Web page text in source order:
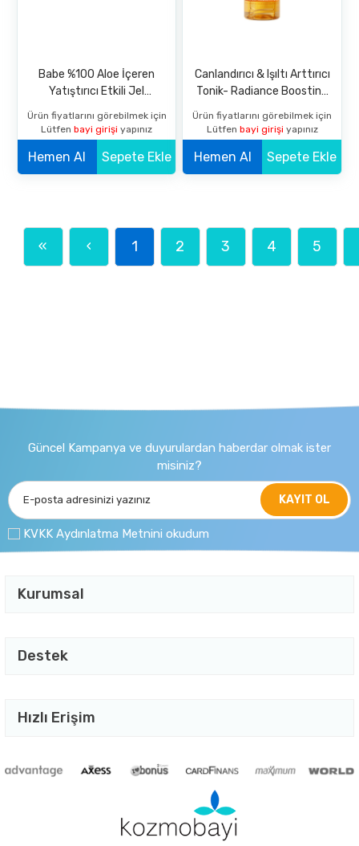
Babe %100 Aloe İçeren
Yatıştırıcı Etkili Jel
Ürün fiyatlarını görebilmek için
Lütfenbayi girişiyapınız
Hemen Al Sepete Ekle
Canlandırıcı & Işıltı Arttırıcı
Tonik- Radiance Boosting
Ürün fiyatlarını görebilmek için
Lütfen bayi girişi yapınız
Hemen Al Sepete Ekle
« ‹ 1 2 3 4 5
Güncel Kampanya ve duyurulardan haberdar olmak ister
misiniz?
KAYIT OL
KVKK Aydınlatma Metnini okudum
Kurumsal
Destek
Hızlı Erişim